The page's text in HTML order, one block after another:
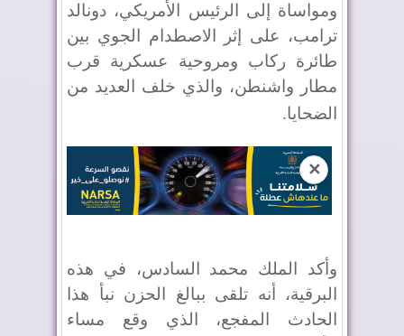
ومواساة إلى الرئيس الأمريكي، دونالد
ترامب، على إثر الاصطدام الجوي بين
طائرة ركاب ومروحية عسكرية قرب
مطار واشنطن، والذي خلف العديد من
الضحايا.
✕
وأكد الملك محمد السادس، في هذه
البرقية، أنه تلقى ببالغ الحزن نبأ هذا
الحادث المفجع، الذي وقع مساء